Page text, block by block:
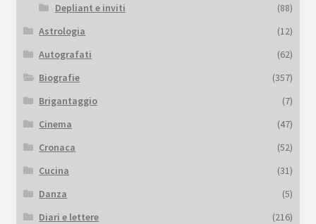
Depliant e inviti
(88)
Astrologia
(12)
Autografati
(62)
Biografie
(357)
Brigantaggio
(7)
Cinema
(47)
Cronaca
(52)
Cucina
(31)
Danza
(5)
Diari e lettere
(216)